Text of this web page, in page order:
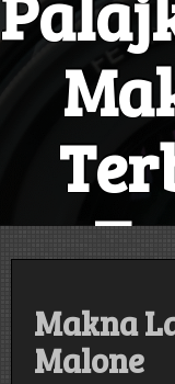
Makna
Malone